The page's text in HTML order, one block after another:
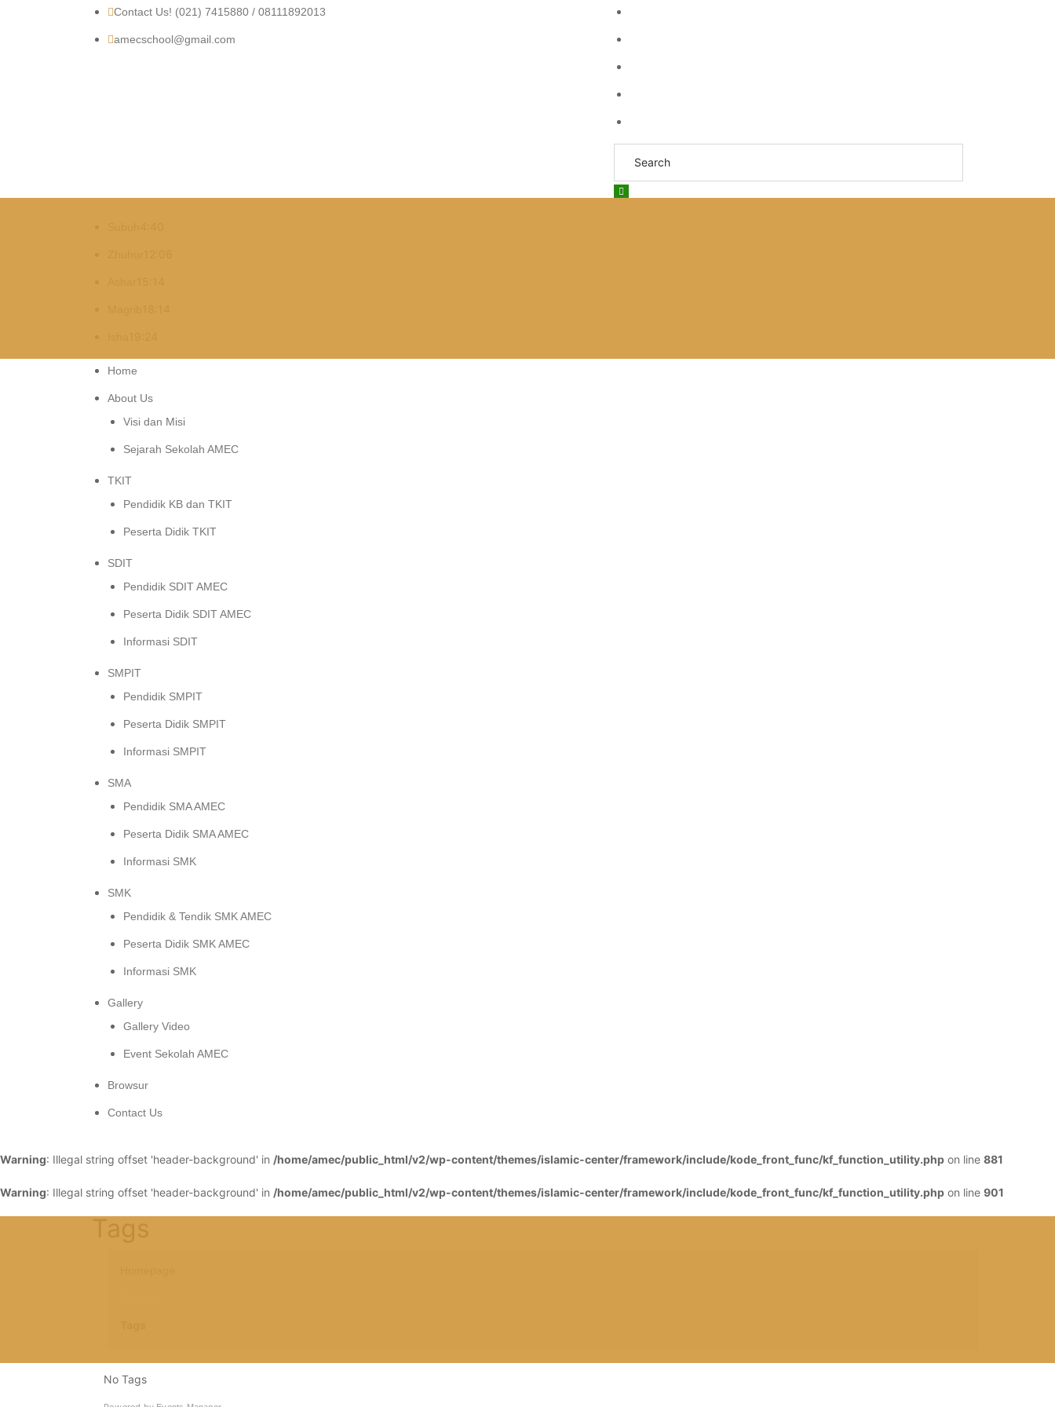
Contact Us! (021) 7415880 / 08111892013
amecschool@gmail.com
Home
About Us
Visi dan Misi
Sejarah Sekolah AMEC
TKIT
Pendidik KB dan TKIT
Peserta Didik TKIT
SDIT
Pendidik SDIT AMEC
Peserta Didik SDIT AMEC
Informasi SDIT
SMPIT
Pendidik SMPIT
Peserta Didik SMPIT
Informasi SMPIT
SMA
Pendidik SMA AMEC
Peserta Didik SMA AMEC
Informasi SMK
SMK
Pendidik & Tendik SMK AMEC
Peserta Didik SMK AMEC
Informasi SMK
Gallery
Gallery Video
Event Sekolah AMEC
Browsur
Contact Us
Warning: Illegal string offset 'header-background' in /home/amec/public_html/v2/wp-content/themes/islamic-center/framework/include/kode_front_func/kf_function_utility.php on line 881
Warning: Illegal string offset 'header-background' in /home/amec/public_html/v2/wp-content/themes/islamic-center/framework/include/kode_front_func/kf_function_utility.php on line 901
No Tags